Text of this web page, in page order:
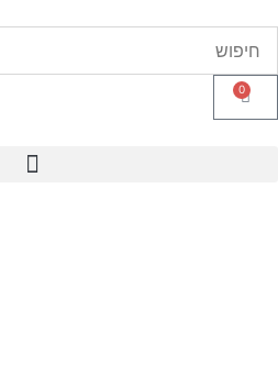
0